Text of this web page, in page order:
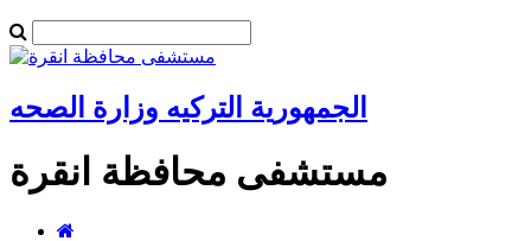
الجمهورية التركيه وزارة الصحه
مستشفى محافظة انقرة